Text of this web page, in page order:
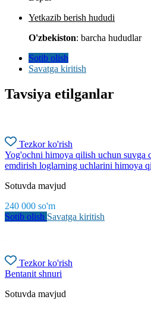
Yetkazib berish hududi
O'zbekiston: barcha hududlar
Sotib olish
Savatga kiritish
Tavsiya etilganlar
Tezkor ko'rish
Yog'ochni himoya qilish uchun suvga
emdirish loglarning uchlarini himoya
Sotuvda mavjud
240 000 so'm
Sotib olish Savatga kiritish
Tezkor ko'rish
Bentanit shnuri
Sotuvda mavjud